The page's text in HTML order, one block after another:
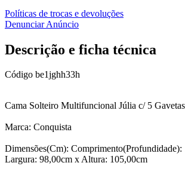
Políticas de trocas e devoluções
Denunciar Anúncio
Descrição e ficha técnica
Código be1jghh33h
Cama Solteiro Multifuncional Júlia c/ 5
Marca: Conquista
Dimensões(Cm): Comprimento(Profundidade):
Largura: 98,00cm x Altura: 105,00cm